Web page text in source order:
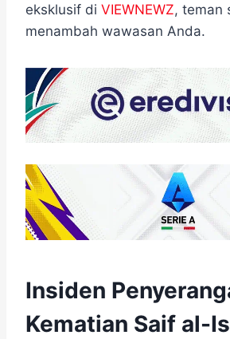
eksklusif di VIEWNEWZ, teman
menambah wawasan Anda.
Insiden
Kematian Saif al-